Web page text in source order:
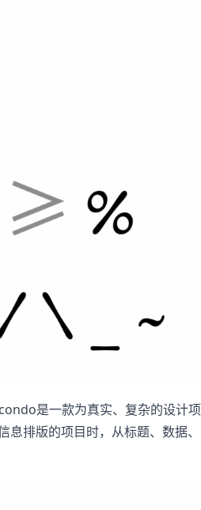
是一款为真实、复杂的设计
排版的项目时，从标题、数据